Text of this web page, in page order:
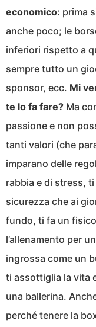
economico: prima
anche poco; le
inferiori rispetto a
sempre tutto un
sponsor, ecc. Mi
te lo fa fare? Ma
passione e non
tanti valori (che
imparano delle
rabbia e di stress,
sicurezza che ai
fundo, ti fa un
l’allenamento per
ingrossa come un
ti assottiglia la vita
una ballerina.
perché tenere la